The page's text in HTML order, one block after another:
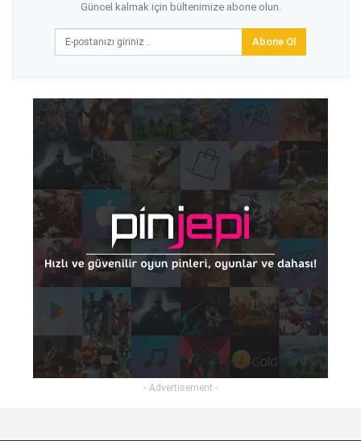
Güncel kalmak için bültenimize abone olun.
Abone Ol
- Advertisement -